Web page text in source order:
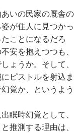
いの民家の厩舎の
が住人に見つかっ
ことになるだろ
安を抱えつつも、
ょうか。そして、
ピストルを射込ま
覚か、というよう
眠時幻覚として、
推測する理由は、